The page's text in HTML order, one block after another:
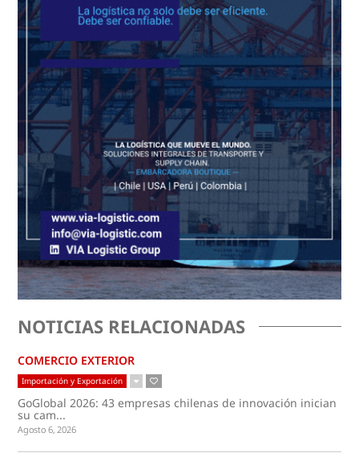
NOTICIAS RELACIONADAS
COMERCIO EXTERIOR
Importación y Exportación
GoGlobal 2026: 43 empresas chilenas de innovación inician
su cam...
Agosto 6, 2026